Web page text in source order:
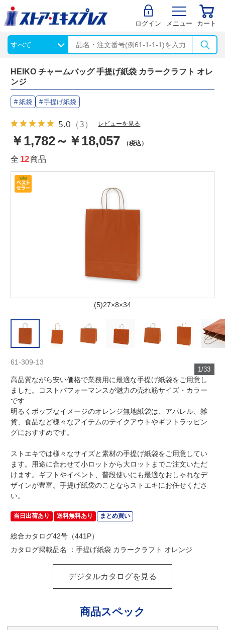
ログイン メニュー カート
HEIKO チャームバッグ 手提げ紙袋 カラークラフト オレ
ンジ
紙袋 手提げ紙袋
5.0 （3） レビューを見る
￥1,782～￥18,057 （税込）
全 12商品
(5)27×8×34
1/33
61-309-13
高品質ながら安い価格で業務用に最適な手提げ紙袋をご用意し
ました。コストパフォーマンスが魅力の売れ筋サイズ・カラー
です
明るくポップなイメージのオレンジ無地紙袋は、アパレル、雑
貨、食品など様々なアイテムのテイクアウトやギフトラッピン
グにおすすめです。
ストエキでは様々なサイズと素材の手提げ紙袋をご用意してい
ます。用途に合わせて小ロットから大ロットまでご注文いただ
けます。ギフトやイベント、普段使いにも最適なおしゃれなデ
ザインが豊富。手提げ紙袋のことならストエキにお任せくださ
い。
当日出荷あり 送料無料あり まとめ買い
総合カタログ42号（441P）
カタログ掲載品名 ：手提げ紙袋 カラークラフト オレンジ
デジタルカタログを見る
商品スペック